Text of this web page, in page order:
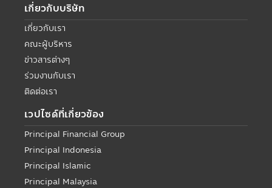
เกี่ยวกับบริษัท
เกี่ยวกับเรา
คณะผู้บริหาร
ข่าวสารต่างๆ
ร่วมงานกับเรา
ติดต่อเรา
เวปไซด์ที่เกี่ยวข้อง
Principal Financial Group
Principal Indonesia
Principal Islamic
Principal Malaysia